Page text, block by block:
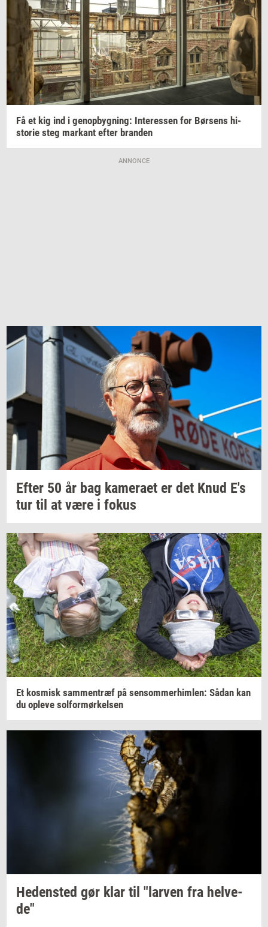
Få et kig ind i genop­byg­ning: In­ter­es­sen for Bør­sens hi­
sto­rie steg mar­kant efter bran­den
ANNONCE
Efter 50 år bag ka­me­ra­et er det Knud E's
tur til at være i fokus
Et kos­misk sam­men­træf på sen­som­mer­him­len: Sådan kan
du op­le­ve sol­for­mør­kel­sen
He­den­sted gør klar til "lar­ven fra hel­ve­
de"